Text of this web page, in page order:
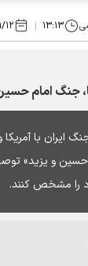
۱۳:۱۳
جنگ امام
ایران با آمریکا و
و یزید»
مشخص کنند.